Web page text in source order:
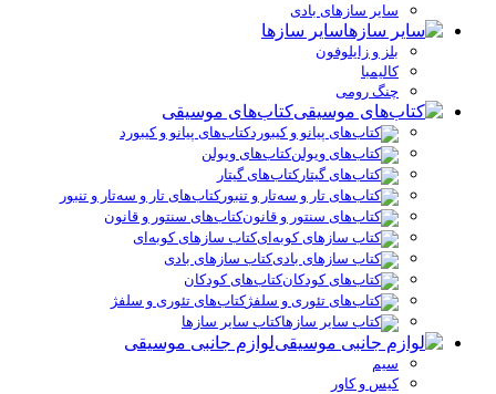
سایر سازهای بادی
سایر سازها
بلز و زایلوفون
کالیمبا
چنگ رومی
کتاب‌های موسیقی
کتاب‌های پیانو و کیبورد
کتاب‌های ویولن
کتاب‌های گیتار
کتاب‌های تار و سه‌تار و تنبور
کتاب‌های سنتور و قانون
کتاب سازهای کوبه‌ای
کتاب سازهای بادی
کتاب‌های کودکان
کتاب‌های تئوری و سلفژ
کتاب سایر سازها
لوازم جانبی موسیقی
سیم
کیس و کاور